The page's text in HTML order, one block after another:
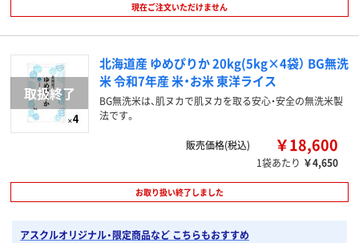
現在ご注文いただけません
北海道産 ゆめぴりか 20kg(5kg×4袋） BG無洗
米 令和7年産 米・お米 東洋ライス
BG無洗米は、肌ヌカで肌ヌカを取る安心・安全の無洗米製
法です。
販売価格(税込) ￥18,600
1袋あたり ￥4,650
お取り扱い終了しました
アスクルオリジナル・限定商品など こちらもおすすめ